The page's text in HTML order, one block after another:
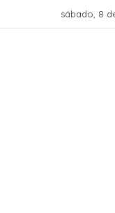
sábado, 8